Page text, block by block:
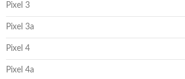
Pixel 3
Pixel 3a
Pixel 4
Pixel 4a